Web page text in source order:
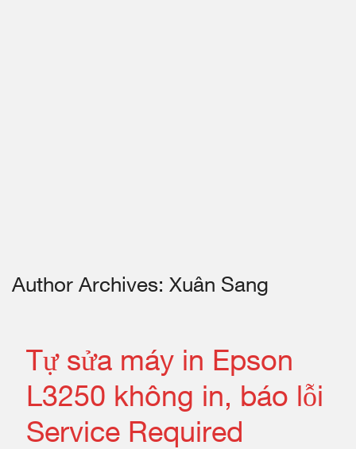
Author Archives: Xuân Sang
Tự sửa máy in Epson
L3250 không in, báo lỗi
Service Required